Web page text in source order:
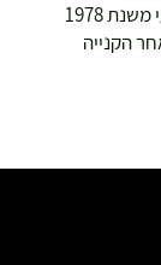
בת"א - רחוב שביל1978
הקנייה